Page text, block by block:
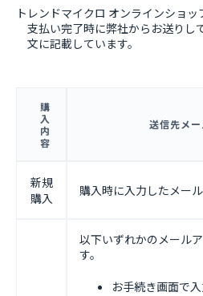
トレンドマイクロ オンラインショ
支払い完了時に弊社からお送りし
文に記載しています。
購
入
内
容
送信先メ
新規
購入
購入時に入力したメー
以下いずれかのメール
す。
お手続き画面で